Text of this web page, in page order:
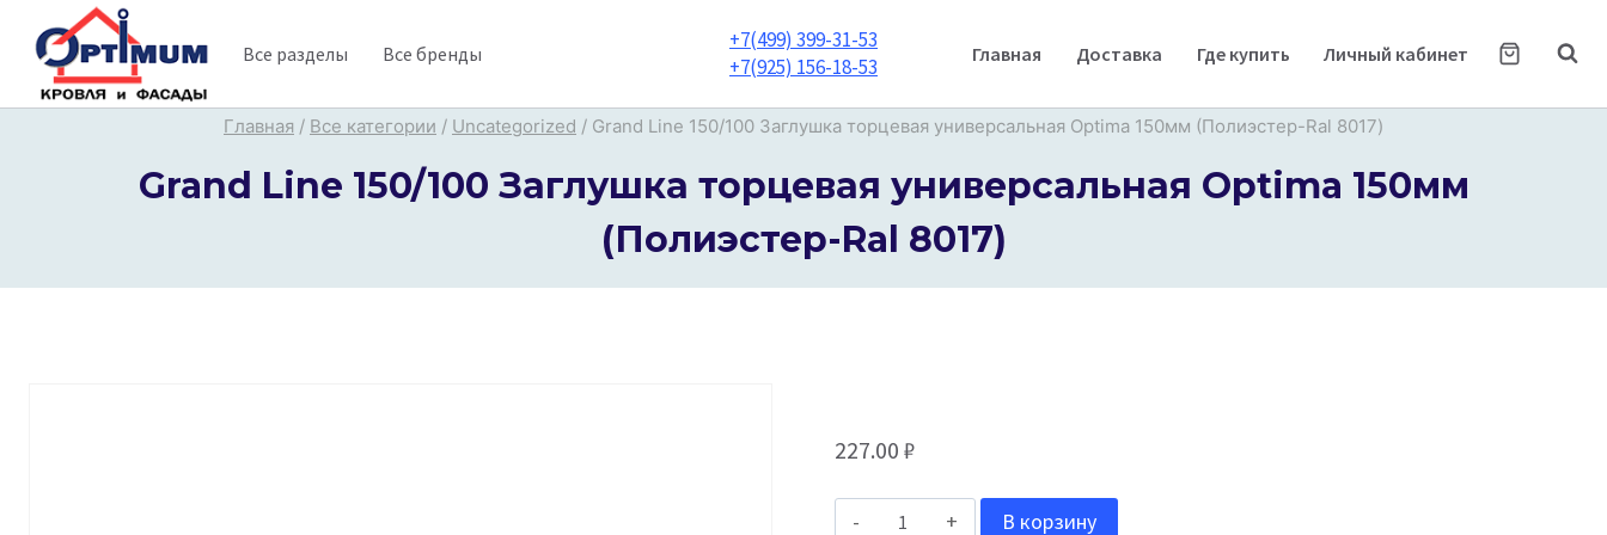
содержимому
Все разделы Все бренды
+7(499) 399-31-53
+7(925) 156-18-53
Главная Доставка Где купить Личный кабинет
Главная / Все категории / Uncategorized / Grand Line 150/100 Заглушка торцевая универсальная Optima 150мм (Полиэстер-Ral 8017)
Grand Line 150/100 Заглушка торцевая универсальная Optima 150мм
(Полиэстер-Ral 8017)
227.00 ₽
Количество
В корзину